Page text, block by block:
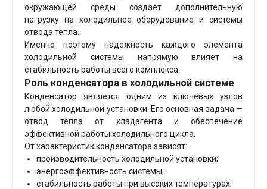
окружающей среды создает дополнительную
нагрузку на холодильное оборудование и системы
отвода тепла.
Именно поэтому надежность каждого элемента
холодильной системы напрямую влияет на
стабильность работы всего комплекса.
Роль конденсатора в холодильной системе
Конденсатор является одним из ключевых узлов
любой холодильной установки. Его основная задача —
отвод тепла от хладагента и обеспечение
эффективной работы холодильного цикла.
От характеристик конденсатора зависят:
производительность холодильной установки;
энергоэффективность системы;
стабильность работы при высоких температурах;